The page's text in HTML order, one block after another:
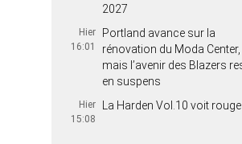
2027
Hier
16:01
Portland avance sur la
rénovation du Moda Center,
mais l’avenir des Blazers
en suspens
Hier
15:08
La Harden Vol.10 voit rouge